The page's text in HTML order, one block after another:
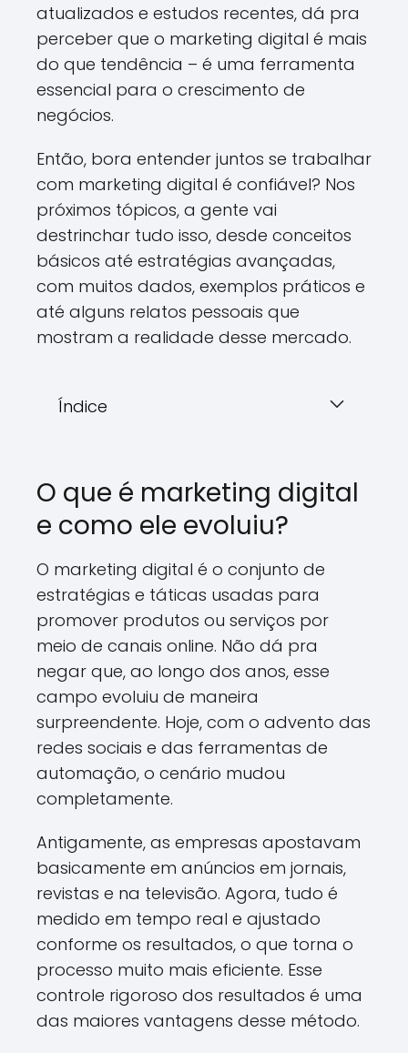
atualizados e estudos recentes, dá pra
perceber que o marketing digital é mais
do que tendência – é uma ferramenta
essencial para o crescimento de
negócios.
Então, bora entender juntos se trabalhar
com marketing digital é confiável? Nos
próximos tópicos, a gente vai
destrinchar tudo isso, desde conceitos
básicos até estratégias avançadas,
com muitos dados, exemplos práticos e
até alguns relatos pessoais que
mostram a realidade desse mercado.
Índice
O que é marketing digital
e como ele evoluiu?
O marketing digital é o conjunto de
estratégias e táticas usadas para
promover produtos ou serviços por
meio de canais online. Não dá pra
negar que, ao longo dos anos, esse
campo evoluiu de maneira
surpreendente. Hoje, com o advento das
redes sociais e das ferramentas de
automação, o cenário mudou
completamente.
Antigamente, as empresas apostavam
basicamente em anúncios em jornais,
revistas e na televisão. Agora, tudo é
medido em tempo real e ajustado
conforme os resultados, o que torna o
processo muito mais eficiente. Esse
controle rigoroso dos resultados é uma
das maiores vantagens desse método.